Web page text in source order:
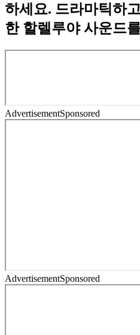
하세요. 드라마틱하
한 할렐루야 사운드
AdvertisementSponsored
AdvertisementSponsored